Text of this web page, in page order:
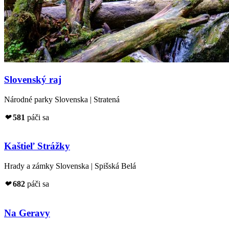
Slovenský raj
Národné parky Slovenska | Stratená
❤ 581 páči sa
Kaštieľ Strážky
Hrady a zámky Slovenska | Spišská Belá
❤ 682 páči sa
Na Geravy